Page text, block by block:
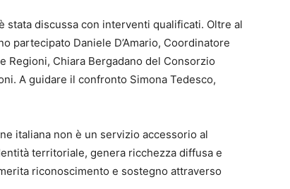
stata discussa con interventi qualificati. Oltre al
partecipato Daniele D’Amario, Coordinatore
Regioni, Chiara Bergadano del Consorzio
A guidare il confronto Simona Tedesco,
italiana non è un servizio accessorio al
territoriale, genera ricchezza diffusa e
riconoscimento e sostegno attraverso